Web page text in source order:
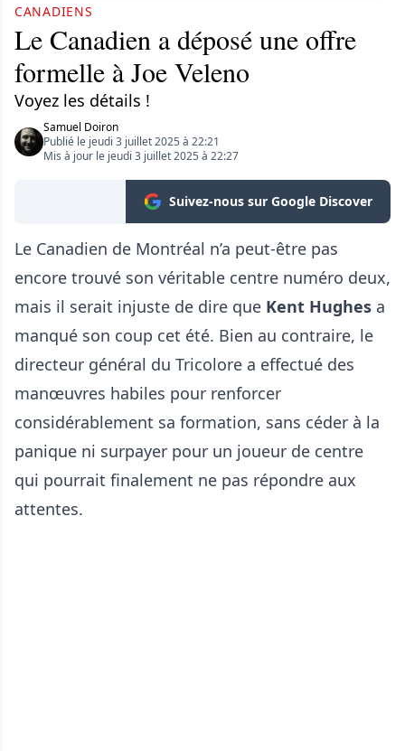
CANADIENS
Le Canadien a déposé une offre
formelle à Joe Veleno
Voyez les détails !
Samuel Doiron
Publié le jeudi 3 juillet 2025 à 22:21
Mis à jour le jeudi 3 juillet 2025 à 22:27
Suivez-nous sur Google Discover
Le Canadien de Montréal n’a peut-être pas
encore trouvé son véritable centre numéro deux,
mais il serait injuste de dire que Kent Hughes a
manqué son coup cet été. Bien au contraire, le
directeur général du Tricolore a effectué des
manœuvres habiles pour renforcer
considérablement sa formation, sans céder à la
panique ni surpayer pour un joueur de centre
qui pourrait finalement ne pas répondre aux
attentes.